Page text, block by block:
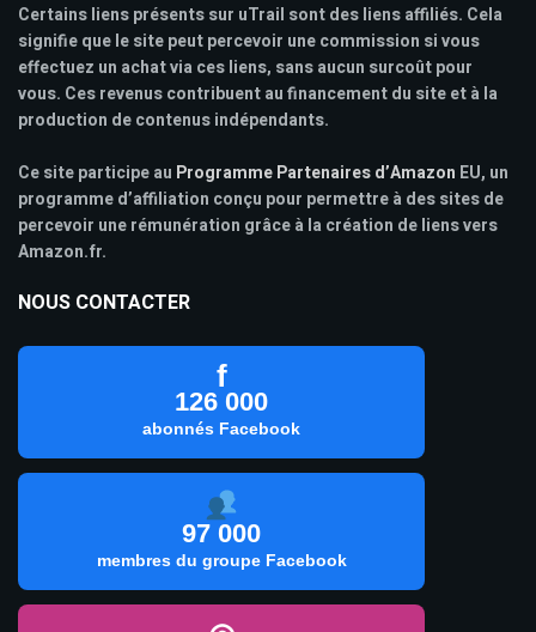
Certains liens présents sur uTrail sont des liens affiliés. Cela
signifie que le site peut percevoir une commission si vous
effectuez un achat via ces liens, sans aucun surcoût pour
vous. Ces revenus contribuent au financement du site et à la
production de contenus indépendants.
Ce site participe au Programme Partenaires d’Amazon EU, un
programme d’affiliation conçu pour permettre à des sites de
percevoir une rémunération grâce à la création de liens vers
Amazon.fr.
NOUS CONTACTER
f
126 000
abonnés Facebook
97 000
membres du groupe Facebook